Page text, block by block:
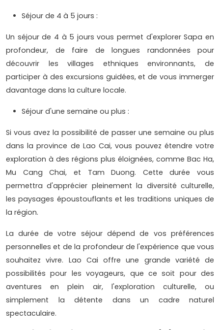
Séjour de 4 à 5 jours :
Un séjour de 4 à 5 jours vous permet d'explorer Sapa en
profondeur, de faire de longues randonnées pour
découvrir les villages ethniques environnants, de
participer à des excursions guidées, et de vous immerger
davantage dans la culture locale.
Séjour d'une semaine ou plus :
Si vous avez la possibilité de passer une semaine ou plus
dans la province de Lao Cai, vous pouvez étendre votre
exploration à des régions plus éloignées, comme Bac Ha,
Mu Cang Chai, et Tam Duong. Cette durée vous
permettra d'apprécier pleinement la diversité culturelle,
les paysages époustouflants et les traditions uniques de
la région.
La durée de votre séjour dépend de vos préférences
personnelles et de la profondeur de l'expérience que vous
souhaitez vivre. Lao Cai offre une grande variété de
possibilités pour les voyageurs, que ce soit pour des
aventures en plein air, l'exploration culturelle, ou
simplement la détente dans un cadre naturel
spectaculaire.